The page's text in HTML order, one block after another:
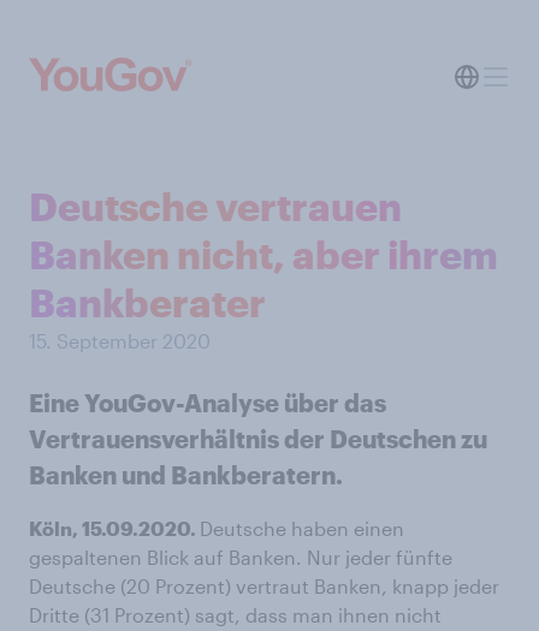
Deutsche vertrauen
Banken nicht, aber ihrem
Bankberater
15. September 2020
Eine YouGov-Analyse über das
Vertrauensverhältnis der Deutschen zu
Banken und Bankberatern.
Köln, 15.09.2020. Deutsche haben einen
gespaltenen Blick auf Banken. Nur jeder fünfte
Deutsche (20 Prozent) vertraut Banken, knapp jeder
Dritte (31 Prozent) sagt, dass man ihnen nicht